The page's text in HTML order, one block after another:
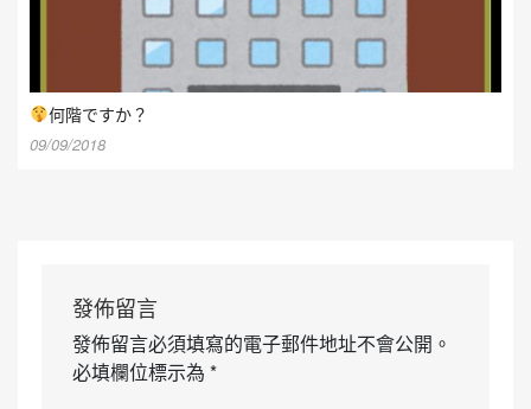
何階ですか？
09/09/2018
發佈留言
發佈留言必須填寫的電子郵件地址不會公開。
必填欄位標示為 *